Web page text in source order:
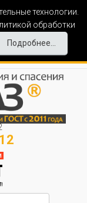
технологии.
обработки
Подробнее...